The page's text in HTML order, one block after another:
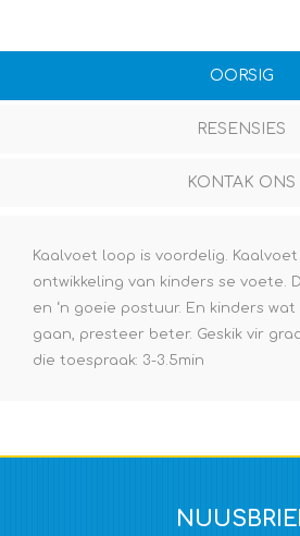
OORSIG
RESENSIES
KONTAK ONS
Kaalvoet loop is voordelig.
ontwikkeling van kinders se voete.
en ‘n goeie postuur. En kinders
gaan, presteer beter. Geskik vir
die toespraak: 3-3.5min